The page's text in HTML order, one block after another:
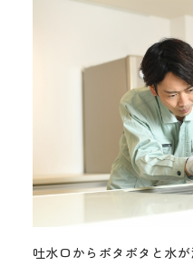
吐水口からポタポタと水